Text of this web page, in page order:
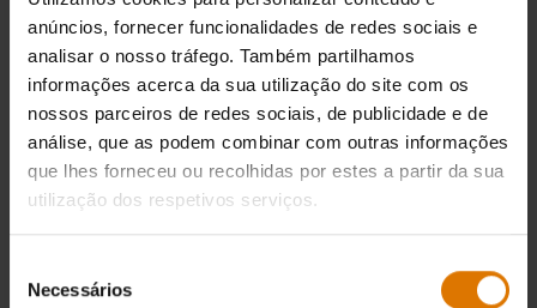
anúncios, fornecer funcionalidades de redes sociais e
analisar o nosso tráfego. Também partilhamos
informações acerca da sua utilização do site com os
nossos parceiros de redes sociais, de publicidade e de
análise, que as podem combinar com outras informações
que lhes forneceu ou recolhidas por estes a partir da sua
utilização dos respetivos serviços.
Necessários
recomendados
Grelha para
assados
Ver
Conjunto de
brincar de
acessórios
para
básico
Ver